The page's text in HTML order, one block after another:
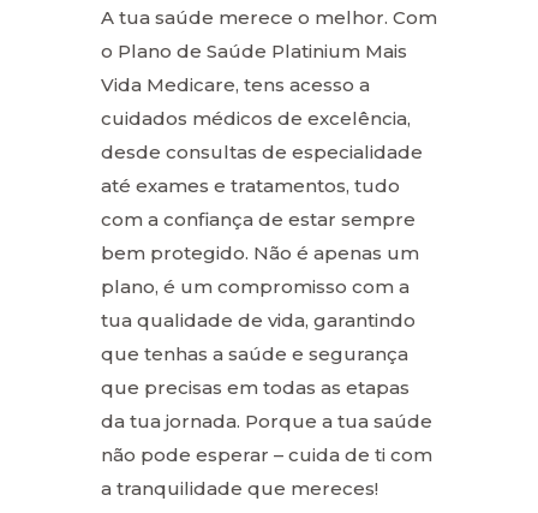
A tua saúde merece o melhor. Com
o Plano de Saúde Platinium Mais
Vida Medicare, tens acesso a
cuidados médicos de excelência,
desde consultas de especialidade
até exames e tratamentos, tudo
com a confiança de estar sempre
bem protegido. Não é apenas um
plano, é um compromisso com a
tua qualidade de vida, garantindo
que tenhas a saúde e segurança
que precisas em todas as etapas
da tua jornada. Porque a tua saúde
não pode esperar – cuida de ti com
a tranquilidade que mereces!